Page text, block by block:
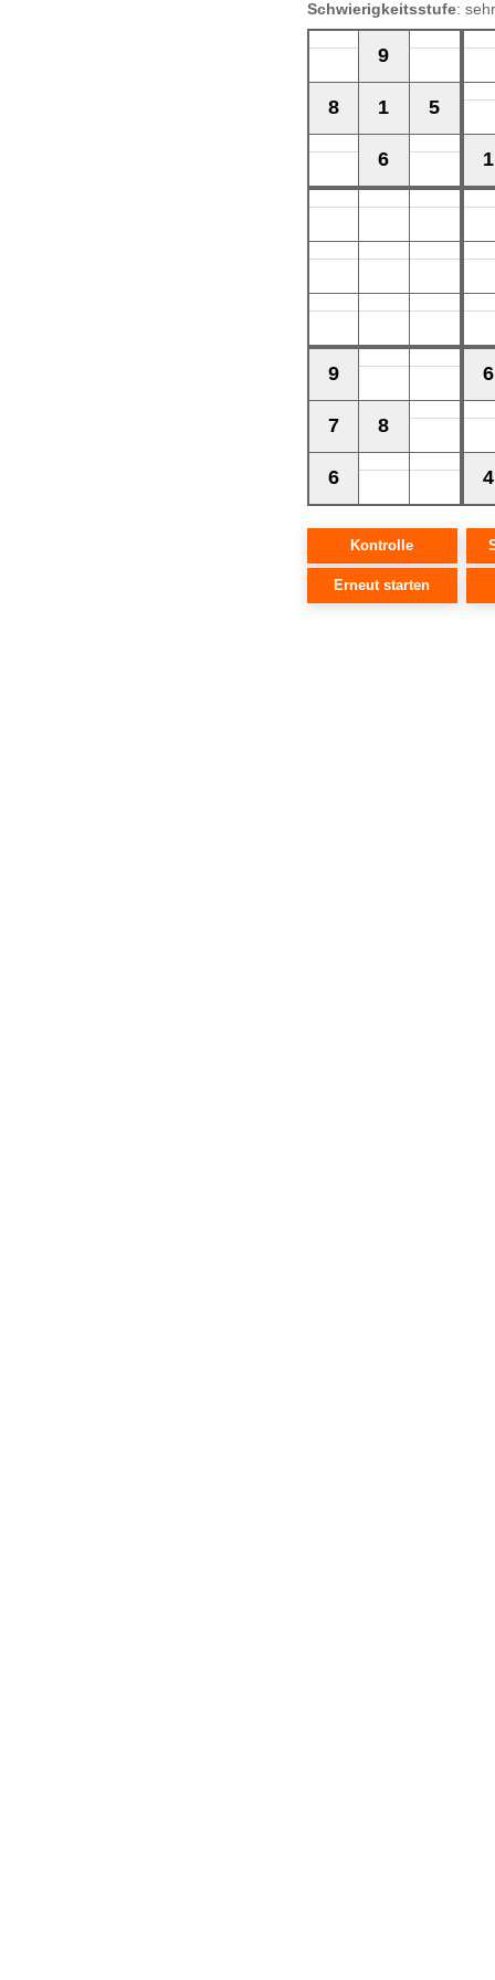
Schwierigkeitsstufe:
9
8 1 5
6 1
9
7 8
6
6
4